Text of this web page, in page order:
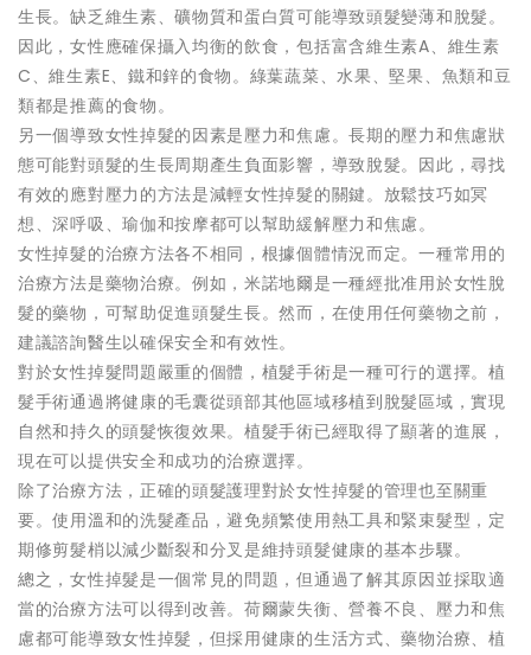
生長。缺乏維生素、礦物質和蛋白質可能導致頭髮變薄和脫髮。
因此，女性應確保攝入均衡的飲食，包括富含維生素A、維生素
C、維生素E、鐵和鋅的食物。綠葉蔬菜、水果、堅果、魚類和豆
類都是推薦的食物。
另一個導致女性掉髮的因素是壓力和焦慮。長期的壓力和焦慮狀
態可能對頭髮的生長周期產生負面影響，導致脫髮。因此，尋找
有效的應對壓力的方法是減輕女性掉髮的關鍵。放鬆技巧如冥
想、深呼吸、瑜伽和按摩都可以幫助緩解壓力和焦慮。
女性掉髮的治療方法各不相同，根據個體情況而定。一種常用的
治療方法是藥物治療。例如，米諾地爾是一種經批准用於女性脫
髮的藥物，可幫助促進頭髮生長。然而，在使用任何藥物之前，
建議諮詢醫生以確保安全和有效性。
對於女性掉髮問題嚴重的個體，植髮手術是一種可行的選擇。植
髮手術通過將健康的毛囊從頭部其他區域移植到脫髮區域，實現
自然和持久的頭髮恢復效果。植髮手術已經取得了顯著的進展，
現在可以提供安全和成功的治療選擇。
除了治療方法，正確的頭髮護理對於女性掉髮的管理也至關重
要。使用溫和的洗髮產品，避免頻繁使用熱工具和緊束髮型，定
期修剪髮梢以減少斷裂和分叉是維持頭髮健康的基本步驟。
總之，女性掉髮是一個常見的問題，但通過了解其原因並採取適
當的治療方法可以得到改善。荷爾蒙失衡、營養不良、壓力和焦
慮都可能導致女性掉髮，但採用健康的生活方式、藥物治療、植